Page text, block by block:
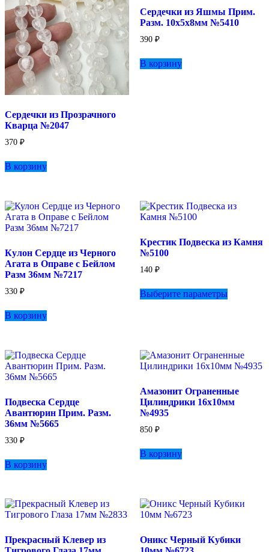
Сердечки из Прозрачного
Кварца №2047
370 ₽
В корзину
Сердечки из Яшмы Прим.
Разм. 10х5х8мм №5410
390 ₽
В корзину
Кулон Сердце из Черного
Агата в Оправе с Бейлом
Разм 36мм №7217
330 ₽
В корзину
Крестик Подвеска из Камня
№5100
140 ₽
Выберите параметрытовар
выбрать
на
товара.
Подвеска Сердце
Авантюрин Прим. Разм.
36мм №5665
330 ₽
В корзину
Амазонит Ограненные
Цилиндрики 16х10мм
№4935
850 ₽
В корзину
Прекрасный Клевер из
Оникс Черный Кубики